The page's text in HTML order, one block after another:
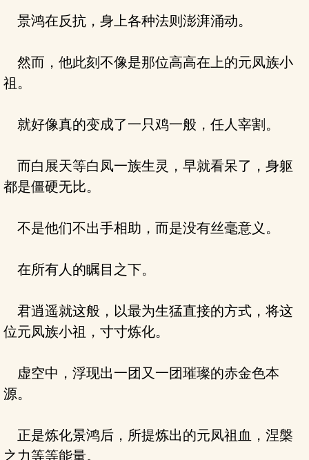
景鸿在反抗，身上各种法则澎湃涌动。
然而，他此刻不像是那位高高在上的元凤族小
祖。
就好像真的变成了一只鸡一般，任人宰割。
而白展天等白凤一族生灵，早就看呆了，身躯
都是僵硬无比。
不是他们不出手相助，而是没有丝毫意义。
在所有人的瞩目之下。
君逍遥就这般，以最为生猛直接的方式，将这
位元凤族小祖，寸寸炼化。
虚空中，浮现出一团又一团璀璨的赤金色本
源。
正是炼化景鸿后，所提炼出的元凤祖血，涅槃
之力等等能量。